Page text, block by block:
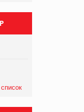
хвостатих: у VARUS
паучі Varto Paw
від власної ТМ